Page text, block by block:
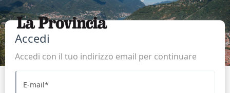
Accedi
Accedi con il tuo indirizzo email per continuare
E-mail*